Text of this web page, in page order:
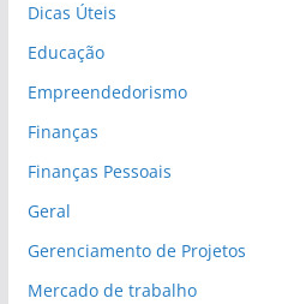
Dicas Úteis
Educação
Empreendedorismo
Finanças
Finanças Pessoais
Geral
Gerenciamento de Projetos
Mercado de trabalho